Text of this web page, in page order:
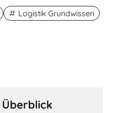
Logistik Grundwissen
Überblick